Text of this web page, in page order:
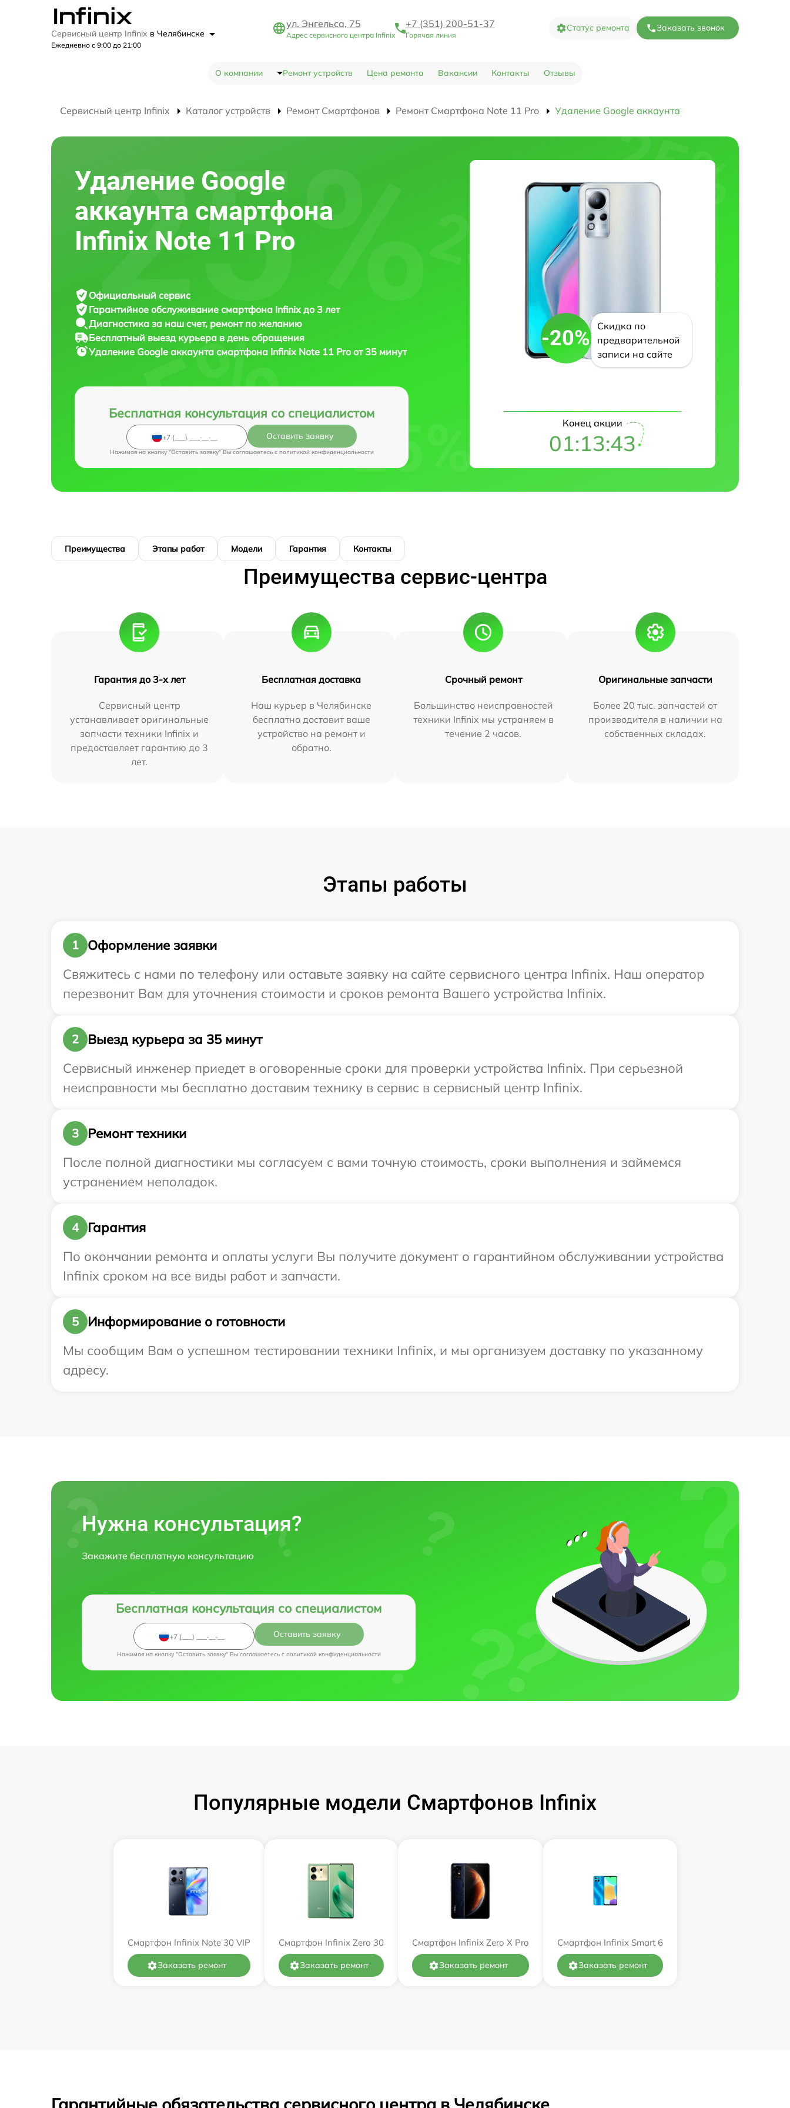
Сервисный центр Infinix в Челябинске
Ежедневно с 9:00 до 21:00
ул. Энгельса, 75
Адрес сервисного центра Infinix
+7 (351) 200-51-37
Горячая линия
Статус ремонта Заказать звонок
О компании Ремонт устройств Цена ремонта Вакансии Контакты Отзывы
Сервисный центр Infinix Каталог устройств Ремонт Смартфонов Ремонт Смартфона Note 11 Pro Удаление Google аккаунта
Удаление Google
аккаунта смартфона
Infinix Note 11 Pro
Официальный сервис
Гарантийное обслуживание смартфона Infinix до 3 лет
Диагностика за наш счет, ремонт по желанию
Бесплатный выезд курьера в день обращения
Удаление Google аккаунта смартфона Infinix Note 11 Pro от 35 минут
Бесплатная консультация со специалистом
Оставить заявку
Нажимая на кнопку "Оставить заявку" Вы соглашаетесь c политикой конфиденциальности
-20%
Скидка по
предварительной
записи на сайте
Конец акции
01:13:42
Преимущества Этапы работ Модели Гарантия Контакты
Преимущества сервис-центра
Гарантия до 3-х лет
Сервисный центр
устанавливает оригинальные
запчасти техники Infinix и
предоставляет гарантию до 3
лет.
Бесплатная доставка
Наш курьер в Челябинске
бесплатно доставит ваше
устройство на ремонт и
обратно.
Срочный ремонт
Большинство неисправностей
техники Infinix мы устраняем в
течение 2 часов.
Оригинальные запчасти
Более 20 тыс. запчастей от
производителя в наличии на
собственных складах.
Этапы работы
1
Оформление заявки
Свяжитесь с нами по телефону или оставьте заявку на сайте сервисного центра Infinix. Наш оператор
перезвонит Вам для уточнения стоимости и сроков ремонта Вашего устройства Infinix.
2
Выезд курьера за 35 минут
Сервисный инженер приедет в оговоренные сроки для проверки устройства Infinix. При серьезной
неисправности мы бесплатно доставим технику в сервис в сервисный центр Infinix.
3
Ремонт техники
После полной диагностики мы согласуем с вами точную стоимость, сроки выполнения и займемся
устранением неполадок.
4
Гарантия
По окончании ремонта и оплаты услуги Вы получите документ о гарантийном обслуживании устройства
Infinix сроком на все виды работ и запчасти.
5
Информирование о готовности
Мы сообщим Вам о успешном тестировании техники Infinix, и мы организуем доставку по указанному
адресу.
Нужна консультация?
Закажите бесплатную консультацию
Бесплатная консультация со специалистом
Оставить заявку
Нажимая на кнопку "Оставить заявку" Вы соглашаетесь c политикой конфиденциальности
Популярные модели Смартфонов Infinix
Смартфон Infinix Note 30 VIP
Заказать ремонт
Смартфон Infinix Zero 30
Заказать ремонт
Смартфон Infinix Zero X Pro
Заказать ремонт
Смартфон Infinix Smart 6
Заказать ремонт